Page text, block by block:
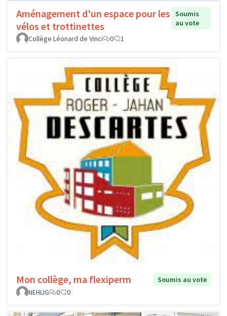
Aménagement d'un espace pour les
vélos et trottinettes
Soumis
au vote
Collège Léonard de Vinci
0 1
Mon collège, ma flexiperm
Soumis au vote
NEHLIG
0 0